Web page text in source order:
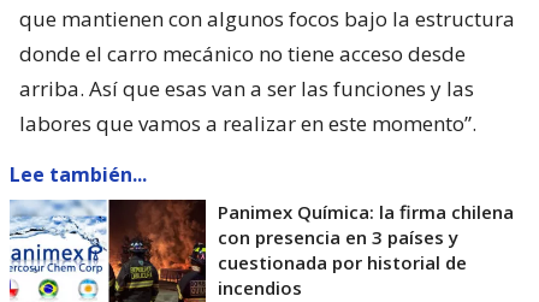
que mantienen con algunos focos bajo la estructura
donde el carro mecánico no tiene acceso desde
arriba. Así que esas van a ser las funciones y las
labores que vamos a realizar en este momento”.
Lee también...
Panimex Química: la firma chilena
con presencia en 3 países y
cuestionada por historial de
incendios